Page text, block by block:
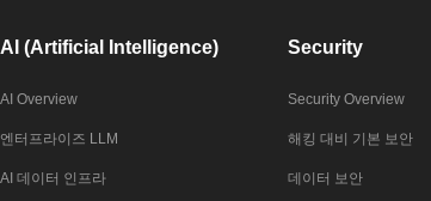
AI (Artificial Intelligence)
AI Overview
엔터프라이즈 LLM
AI 데이터 인프라
Security
Security Overview
해킹 대비 기본 보안
데이터 보안